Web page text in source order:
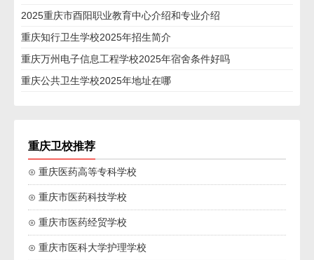
2025重庆市酉阳职业教育中心介绍和专业介绍
重庆知行卫生学校2025年招生简介
重庆万州电子信息工程学校2025年宿舍条件好吗
重庆公共卫生学校2025年地址在哪
重庆卫校推荐
⊙ 重庆医药高等专科学校
⊙ 重庆市医药科技学校
⊙ 重庆市医药经贸学校
⊙ 重庆市医科大学护理学校